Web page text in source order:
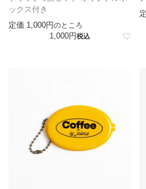
ックス付き
定価 1,000 のところ
1,000 税込